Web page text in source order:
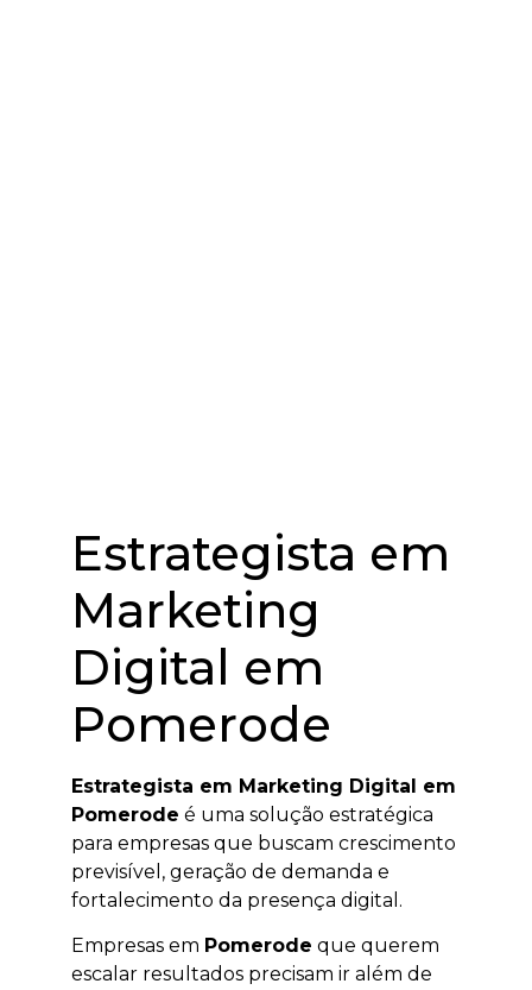
Estrategista em
Marketing
Digital em
Pomerode
Estrategista em Marketing Digital em
Pomerode é uma solução estratégica
para empresas que buscam crescimento
previsível, geração de demanda e
fortalecimento da presença digital.
Empresas em Pomerode que querem
escalar resultados precisam ir além de